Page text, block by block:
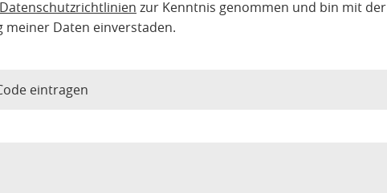
Datenschutzrichtlinien zur Kenntnis genommen und bin mit der
meiner Daten einverstaden.